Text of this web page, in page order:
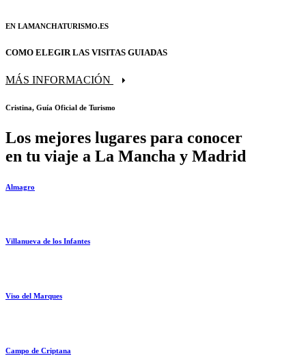
EN LAMANCHATURISMO.ES
COMO ELEGIR LAS VISITAS GUIADAS
MÁS INFORMACIÓN
Cristina, Guía Oficial de Turismo
Los mejores lugares para conocer
en tu viaje a La Mancha y Madrid
Almagro
Villanueva de los Infantes
Viso del Marques
Campo de Criptana